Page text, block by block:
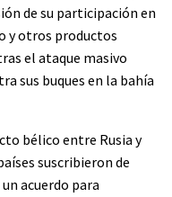
de su participación en
y otros productos
el ataque masivo
sus buques en la bahía
bélico entre Rusia y
suscribieron de
acuerdo para